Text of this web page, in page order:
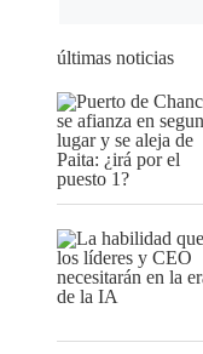
últimas noticias